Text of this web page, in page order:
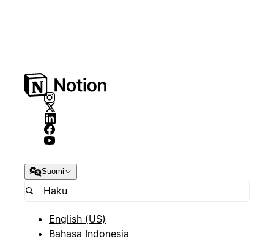
Suomi
English (US)
Bahasa Indonesia